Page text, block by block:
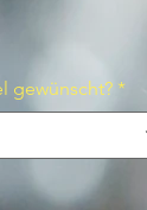
gewünscht? *